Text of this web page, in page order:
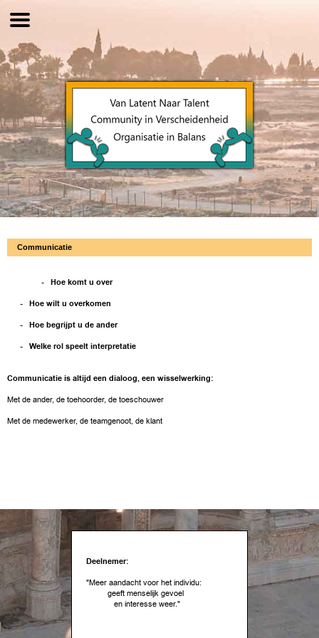
Communicatie
- Hoe komt u over
- Hoe wilt u overkomen
- Hoe begrijpt u de ander
- Welke rol speelt interpretatie
Communicatie is altijd een dialoog, een wisselwerking:
Met de ander, de toehoorder, de toeschouwer
Met de medewerker, de teamgenoot, de klant
Deelnemer:
"Meer aandacht voor het individu:
geeft menselijk gevoel
en interesse weer."